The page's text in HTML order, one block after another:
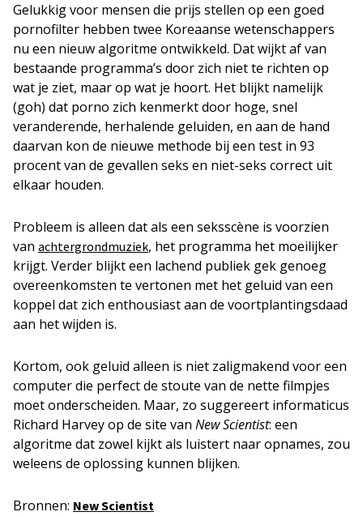
Gelukkig voor mensen die prijs stellen op een goed
pornofilter hebben twee Koreaanse wetenschappers
nu een nieuw algoritme ontwikkeld. Dat wijkt af van
bestaande programma’s door zich niet te richten op
wat je ziet, maar op wat je hoort. Het blijkt namelijk
(goh) dat porno zich kenmerkt door hoge, snel
veranderende, herhalende geluiden, en aan de hand
daarvan kon de nieuwe methode bij een test in 93
procent van de gevallen seks en niet-seks correct uit
elkaar houden.
Probleem is alleen dat als een seksscène is voorzien
van achtergrondmuziek, het programma het moeilijker
krijgt. Verder blijkt een lachend publiek gek genoeg
overeenkomsten te vertonen met het geluid van een
koppel dat zich enthousiast aan de voortplantingsdaad
aan het wijden is.
Kortom, ook geluid alleen is niet zaligmakend voor een
computer die perfect de stoute van de nette filmpjes
moet onderscheiden. Maar, zo suggereert informaticus
Richard Harvey op de site van New Scientist: een
algoritme dat zowel kijkt als luistert naar opnames, zou
weleens de oplossing kunnen blijken.
Bronnen: New Scientist